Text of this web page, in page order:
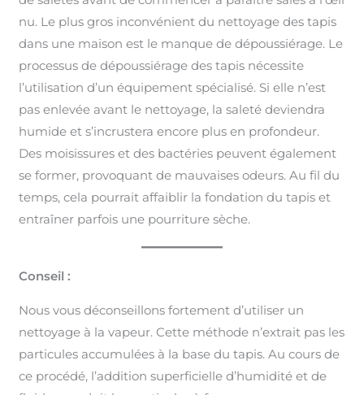
nu. Le plus gros inconvénient du nettoyage des tapis
dans une maison est le manque de dépoussiérage. Le
processus de dépoussiérage des tapis nécessite
l’utilisation d’un équipement spécialisé. Si elle n’est
pas enlevée avant le nettoyage, la saleté deviendra
humide et s’incrustera encore plus en profondeur.
Des moisissures et des bactéries peuvent également
se former, provoquant de mauvaises odeurs. Au fil du
temps, cela pourrait affaiblir la fondation du tapis et
entraîner parfois une pourriture sèche.
Conseil :
Nous vous déconseillons fortement d’utiliser un
nettoyage à la vapeur. Cette méthode n’extrait pas les
particules accumulées à la base du tapis. Au cours de
ce procédé, l’addition superficielle d’humidité et de